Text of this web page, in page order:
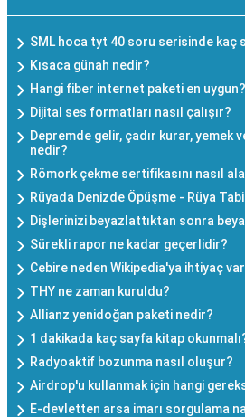
SML hoca tyt 40 soru serisinde kaç
Kısaca günah nedir?
Hangi fiber internet paketi en uygun?
Dijital ses formatları nasıl çalışır?
Depremde gelir, çadır kurar, yemek
nedir?
Römork çekme sertifikasını nasıl
Rüyada Denizde Öpüşme - Rüya
Dişlerinizi beyazlattıktan sonra
Sürekli rapor ne kadar geçerlidir?
Cebire neden Wikipedia'ya ihtiyaç
THY ne zaman kuruldu?
Allianz yenidoğan paketi nedir?
1 dakikada kaç sayfa kitap
Radyoaktif bozunma nasıl oluşur?
Airdrop'u kullanmak için hangi
E-devletten arsa imarı sorgulama